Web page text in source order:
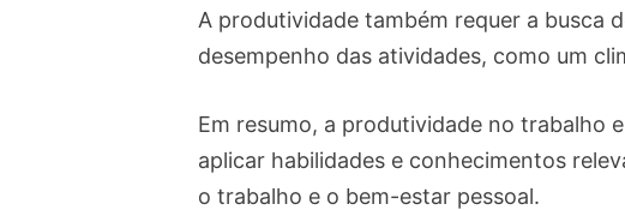
A produtividade também requer a busca
desempenho das atividades, como um
Em resumo, a produtividade no trabalho
aplicar habilidades e conhecimentos
o trabalho e o bem-estar pessoal.